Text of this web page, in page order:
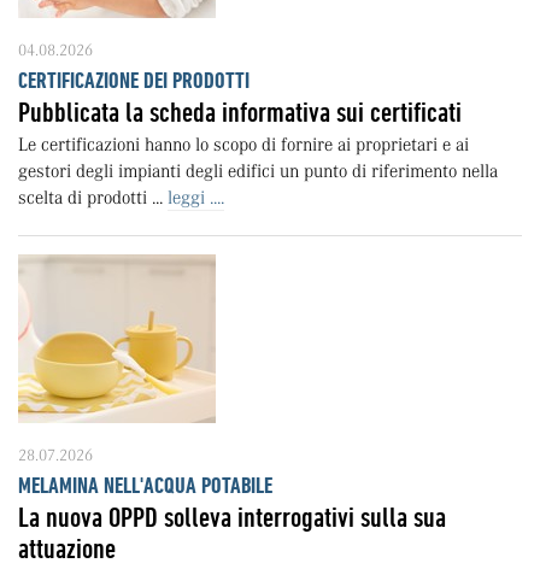
04.08.2026
CERTIFICAZIONE DEI PRODOTTI
Pubblicata la scheda informativa sui certificati
Le certificazioni hanno lo scopo di fornire ai proprietari e ai
gestori degli impianti degli edifici un punto di riferimento nella
scelta di prodotti ... leggi ....
28.07.2026
MELAMINA NELL'ACQUA POTABILE
La nuova OPPD solleva interrogativi sulla sua
attuazione